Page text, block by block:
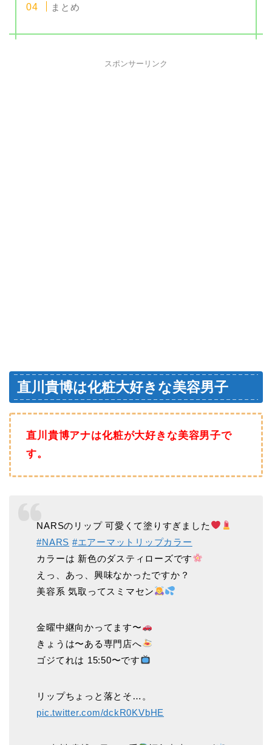
まとめ
スポンサーリンク
直川貴博は化粧大好きな美容男子
直川貴博アナは化粧が大好きな美容男子で
す。
NARSのリップ 可愛くて塗りすぎました
#NARS #エアーマットリップカラー
カラーは 新色のダスティローズです
えっ、あっ、興味なかったですか？
美容系 気取ってスミマセン
金曜中継向かってます〜
きょうは〜ある専門店へ
ゴジてれは 15:50〜です
リップちょっと落とそ…。
pic.twitter.com/dckR0KVbHE